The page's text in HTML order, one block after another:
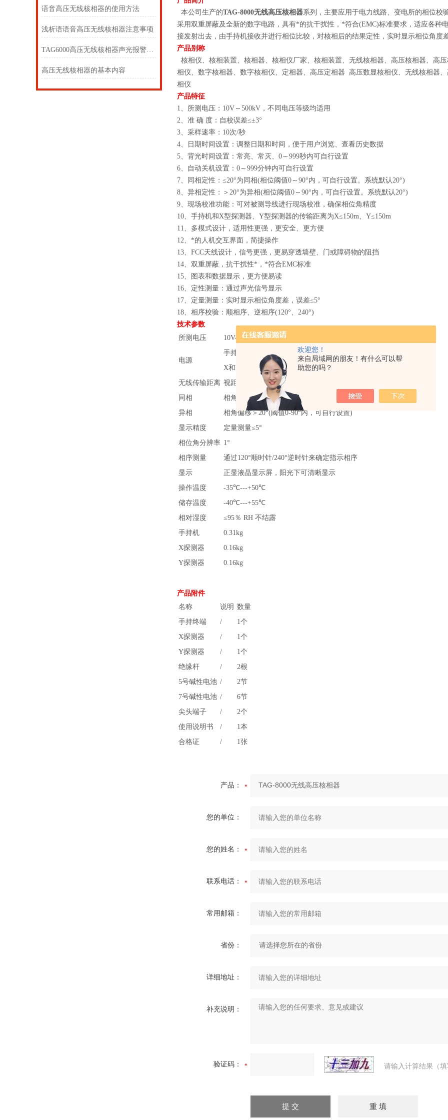
欢迎您！
来自局域网的朋友！有什么可以帮
助您的吗？
语音高压无线核相器的使用方法
浅析语语音高压无线核相器注意事项
TAG6000高压无线核相器声光报警核相仪
高压无线核相器的基本内容
本公司生产的TAG-8000无线高压核相器系列，主要应用于电力线路、变电所的相位校
采用双重屏蔽及全新的数字电路，具有*的抗干扰性，*符合(EMC)标准要求，适应各种
接发射出去，由手持机接收并进行相位比较，对核相后的结果定性，实时显示相位角度
产品别称
核相仪、核相装置、核相器、核相仪厂家、核相装置、无线核相器、高压核相器、高
相仪、数字核相器、数字核相仪、定相器、高压定相器 高压数显核相仪、无线核相器
相仪
产品特征
1、所测电压：10V～500kV，不同电压等级均适用
2、准 确 度：自校误差≤±3°
3、采样速率：10次/秒
4、日期时间设置：调整日期和时间，便于用户浏览、查看历史数据
5、背光时间设置：常亮、常灭、0～999秒内可自行设置
6、自动关机设置：0～999分钟内可自行设置
7、同相定性：≤20°为同相(相位阈值0～90°内，可自行设置。系统默认20°)
8、异相定性：＞20°为异相(相位阈值0～90°内，可自行设置。系统默认20°)
9、现场校准功能：可对被测导线进行现场校准，确保相位角精度
10、手持机和X型探测器、Y型探测器的传输距离为X≤150m、Y≤150m
11、多模式设计，适用性更强，更安全、更方便
12、*的人机交互界面，简捷操作
13、FCC天线设计，信号更强，更易穿透墙壁、门或障碍物的阻挡
14、双重屏蔽，抗干扰性*，*符合EMC标准
15、图表和数据显示，更方便易读
16、定性测量：通过声光信号显示
17、定量测量：实时显示相位角度差，误差≤5°
18、相序校验：顺相序、逆相序(120°、240°)
技术参数
所测电压
10V-500kV
电源
手持机：5号AA碱性电池2节(1.5V)
X和Y探测器：7号AA碱性电池3节(1.5V)
无线传输距离 视距150米
同相
相角偏移≤20°(阈值0-90°内，可自行设置)
异相
相角偏移＞20°(阈值0-90°内，可自行设置)
显示精度
定量测量≤5°
相位角分辨率 1°
相序测量
通过120°顺时针/240°逆时针来确定指示相序
显示
正显液晶显示屏，阳光下可清晰显示
操作温度
-35℃---+50℃
储存温度
-40℃---+55℃
相对湿度
≤95％ RH 不结露
手持机
0.31kg
X探测器
0.16kg
Y探测器
0.16kg
产品附件
名称
说明 数量
手持终端
/
1个
X探测器
/
1个
Y探测器
/
1个
绝缘杆
/
2根
5号碱性电池 /
2节
7号碱性电池 /
6节
尖头端子
/
2个
使用说明书
/
1本
合格证
/ 1张
产品：
您的单位：
您的姓名：
联系电话：
常用邮箱：
省份：
详细地址：
补充说明：
验证码： 请输入计算结果（